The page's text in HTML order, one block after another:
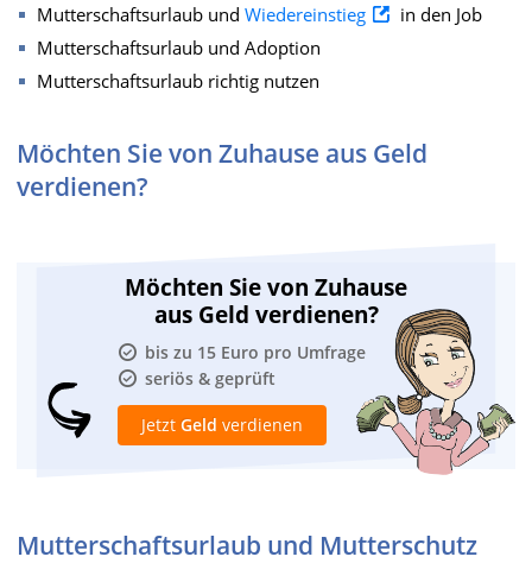
Mutterschaftsurlaub und Wiedereinstieg
in den Job
Mutterschaftsurlaub und Adoption
Mutterschaftsurlaub richtig nutzen
Möchten Sie von Zuhause aus Geld
verdienen?
Möchten Sie von Zuhause
aus Geld verdienen?
bis zu 15 Euro pro Umfrage
seriös & geprüft
Jetzt Geld verdienen
Mutterschaftsurlaub und Mutterschutz